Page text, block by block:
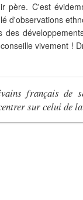
père. C'est
d'observations
des
vivement !
français de
sur celui de la